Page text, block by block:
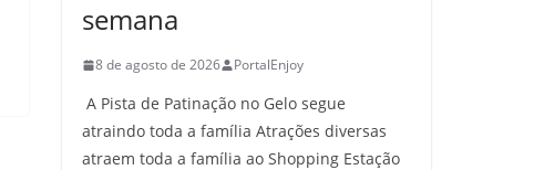
semana
8 de agosto de 2026 PortalEnjoy
A Pista de Patinação no Gelo segue
atraindo toda a família Atrações diversas
atraem toda a família ao Shopping Estação